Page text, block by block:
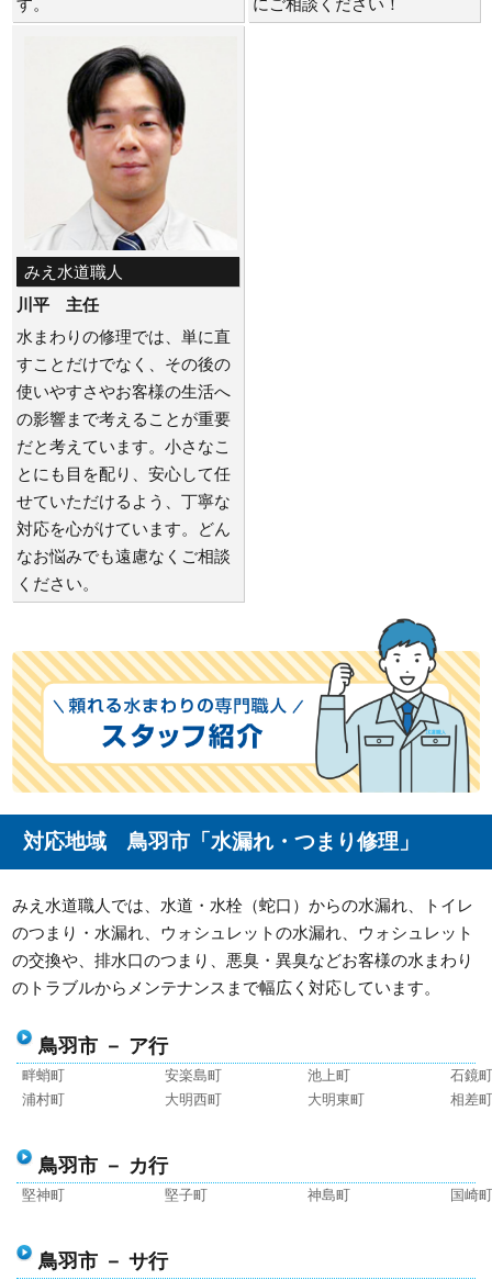
す。 にご相談ください！
みえ水道職人
川平 主任
水まわりの修理では、単に直
すことだけでなく、その後の
使いやすさやお客様の生活へ
の影響まで考えることが重要
だと考えています。小さなこ
とにも目を配り、安心して任
せていただけるよう、丁寧な
対応を心がけています。どん
なお悩みでも遠慮なくご相談
ください。
対応地域 鳥羽市「水漏れ・つまり修理」
みえ水道職人では、水道・水栓（蛇口）からの水漏れ、トイレ
のつまり・水漏れ、ウォシュレットの水漏れ、ウォシュレット
の交換や、排水口のつまり、悪臭・異臭などお客様の水まわり
のトラブルからメンテナンスまで幅広く対応しています。
鳥羽市 － ア行
畔蛸町 安楽島町 池上町
石鏡
浦村町
大明西町 大明東町 相差
鳥羽市 － カ行
堅神町 堅子町 神島町 国崎
鳥羽市 － サ行